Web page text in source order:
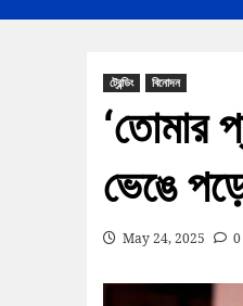
ট্রেন্ডিং বিনোদন
‘তোমার
ভেঙে
May 24, 2025 0